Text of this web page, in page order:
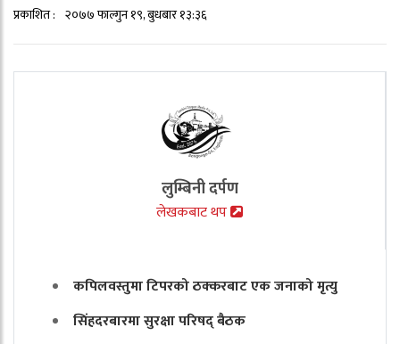
प्रकाशित : २०७७ फाल्गुन १९, बुधबार १३:३६
लुम्बिनी दर्पण
लेखकबाट थप
कपिलवस्तुमा टिपरको ठक्करबाट एक जनाको मृत्यु
सिंहदरबारमा सुरक्षा परिषद् बैठक